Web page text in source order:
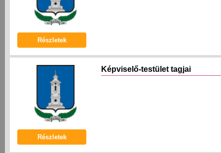
Részletek
Képviselő-testület tagjai
Részletek